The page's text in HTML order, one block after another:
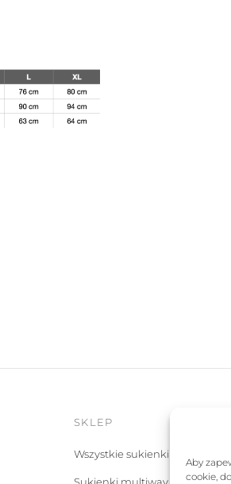
Aby
cookie,
SKLEP
Wszystkie sukienki
Sukienki multiway